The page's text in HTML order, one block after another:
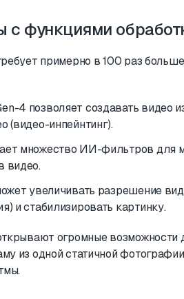
с функциями
примерно в 100 раз
4 позволяет создавать видео
(видео-инпейнтинг).
множество ИИ-фильтров для
видео.
увеличивать разрешение
и стабилизировать картинку.
огромные возможности
из одной статичной